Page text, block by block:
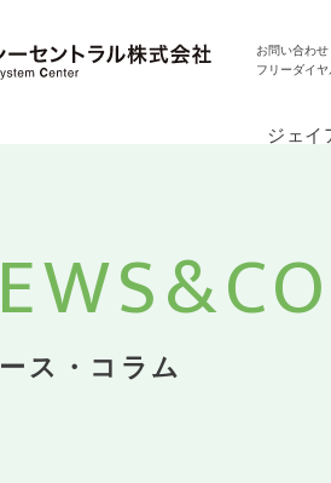
お問い合わせ
フリーダイヤ
ジェイ
ス・コラム